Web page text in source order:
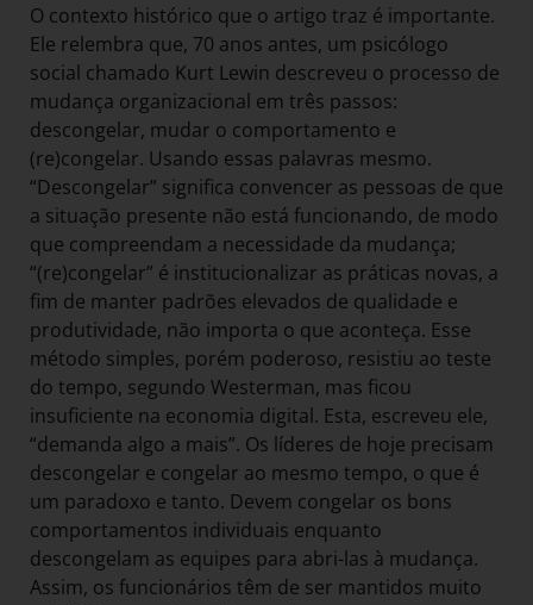
O contexto histórico que o artigo traz é importante.
Ele relembra que, 70 anos antes, um psicólogo
social chamado Kurt Lewin descreveu o processo de
mudança organizacional em três passos:
descongelar, mudar o comportamento e
(re)congelar. Usando essas palavras mesmo.
“Descongelar” significa convencer as pessoas de que
a situação presente não está funcionando, de modo
que compreendam a necessidade da mudança;
“(re)congelar” é institucionalizar as práticas novas, a
fim de manter padrões elevados de qualidade e
produtividade, não importa o que aconteça. Esse
método simples, porém poderoso, resistiu ao teste
do tempo, segundo Westerman, mas ficou
insuficiente na economia digital. Esta, escreveu ele,
“demanda algo a mais”. Os líderes de hoje precisam
descongelar e congelar ao mesmo tempo, o que é
um paradoxo e tanto. Devem congelar os bons
comportamentos individuais enquanto
descongelam as equipes para abri-las à mudança.
Assim, os funcionários têm de ser mantidos muito